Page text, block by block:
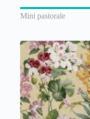
Mini pastorale